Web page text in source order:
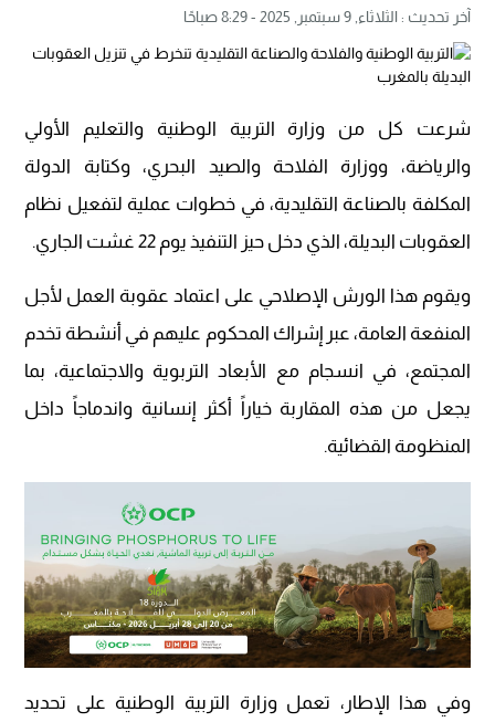
آخر تحديث :الثلاثاء, 9 سبتمبر, 2025 - 8:29 صباحًا
شرعت كل من وزارة التربية الوطنية والتعليم الأولي
والرياضة، ووزارة الفلاحة والصيد البحري، وكتابة الدولة
المكلفة بالصناعة التقليدية، في خطوات عملية لتفعيل نظام
العقوبات البديلة، الذي دخل حيز التنفيذ يوم 22 غشت الجاري.
ويقوم هذا الورش الإصلاحي على اعتماد عقوبة العمل لأجل
المنفعة العامة، عبر إشراك المحكوم عليهم في أنشطة تخدم
المجتمع، في انسجام مع الأبعاد التربوية والاجتماعية، بما
يجعل من هذه المقاربة خياراً أكثر إنسانية واندماجاً داخل
المنظومة القضائية.
وفي هذا الإطار، تعمل وزارة التربية الوطنية على تحديد